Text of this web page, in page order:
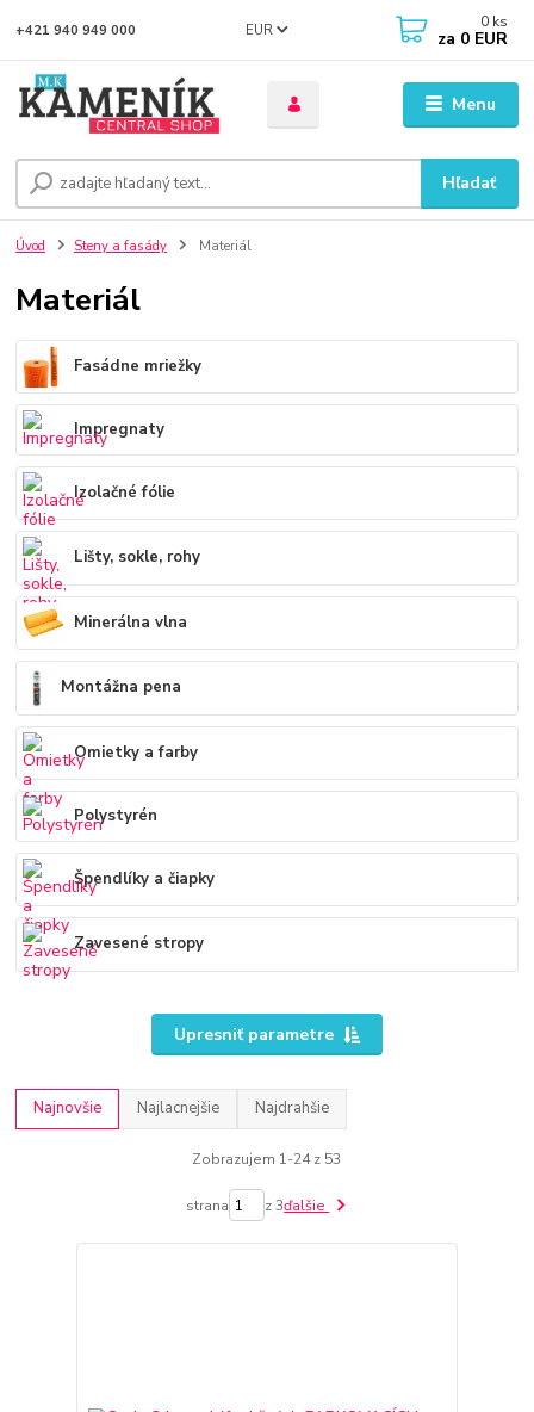
Menu
EUR
Hľadať
+421 940 949 000 0 ks
za 0 EUR
Úvod Steny a fasády Materiál
Materiál
Fasádne mriežky
Impregnaty
Izolačné fólie
Lišty, sokle, rohy
Minerálna vlna
Montážna pena
Omietky a farby
Polystyrén
Špendlíky a čiapky
Zavesené stropy
Upresniť parametre
Najnovšie Najlacnejšie Najdrahšie
Zobrazujem 1-24 z 53
strana z 3ďalšie